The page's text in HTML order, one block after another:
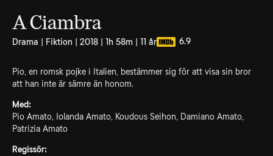
A Ciambra
Drama | Fiktion | 2018 | 1h 58m | 11 år 6.9
Pio, en romsk pojke i Italien, bestämmer sig för att visa sin bror
att han inte är sämre än honom.
Med:
Pio Amato, Iolanda Amato, Koudous Seihon, Damiano Amato,
Patrizia Amato
Regissör: